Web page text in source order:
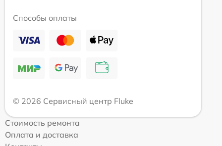
Способы оплаты
© 2026 Сервисный центр Fluke
Стоимость ремонта
Оплата и доставка